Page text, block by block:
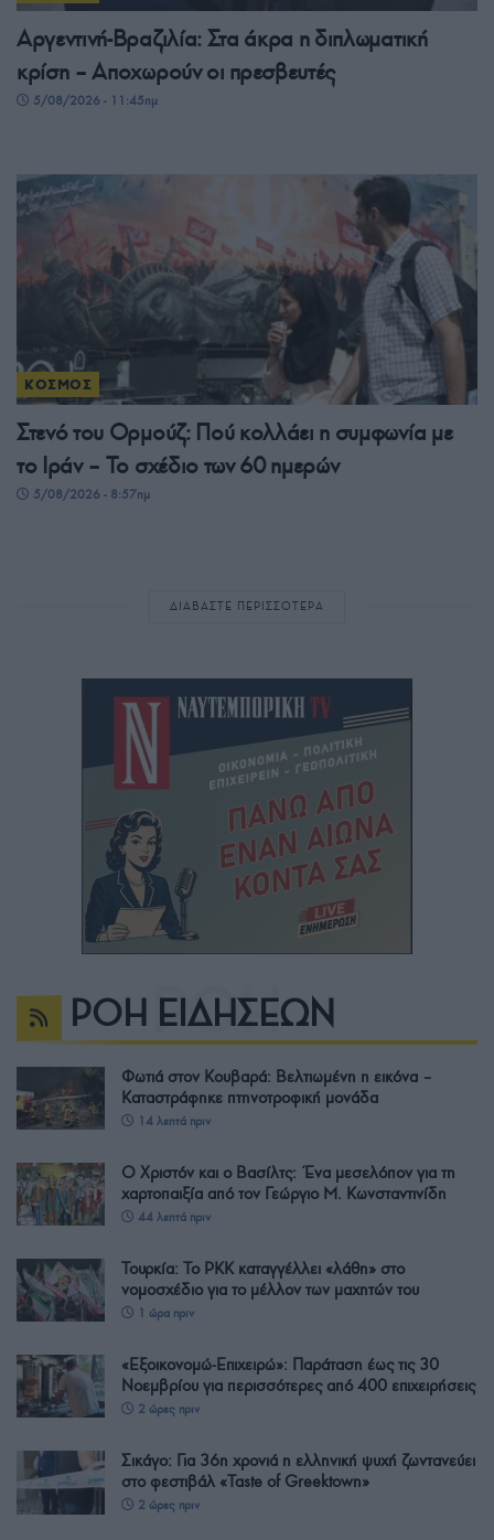
Αργεντινή-Βραζιλία: Στα άκρα η διπλωματική
κρίση – Αποχωρούν οι πρεσβευτές
5/08/2026 - 11:45πμ
ΚΟΣΜΟΣ
Στενό του Ορμούζ: Πού κολλάει η συμφωνία με
το Ιράν – Το σχέδιο των 60 ημερών
5/08/2026 - 8:57πμ
ΔΙΑΒΑΣΤΕ ΠΕΡΙΣΣΟΤΕΡΑ
ΡΟΗ ΕΙΔΗΣΕΩΝ
Φωτιά στον Κουβαρά: Βελτιωμένη η εικόνα –
Καταστράφηκε πτηνοτροφική μονάδα
14 λεπτά πριν
Ο Χριστόν και ο Βασίλτς: Ένα μεσελόπον για τη
χαρτοπαιξία από τον Γεώργιο Μ. Κωνσταντινίδη
44 λεπτά πριν
Τουρκία: Το PKK καταγγέλλει «λάθη» στο
νομοσχέδιο για το μέλλον των μαχητών του
1 ώρα πριν
«Εξοικονομώ-Επιχειρώ»: Παράταση έως τις 30
Νοεμβρίου για περισσότερες από 400 επιχειρήσεις
2 ώρες πριν
Σικάγο: Για 36η χρονιά η ελληνική ψυχή ζωντανεύει
στο φεστιβάλ «Taste of Greektown»
2 ώρες πριν